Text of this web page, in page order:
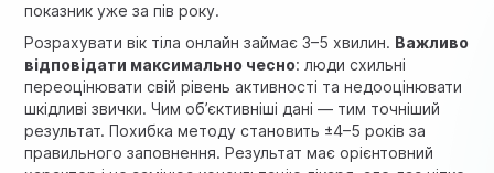
показник уже за пів року.
Розрахувати вік тіла онлайн займає 3–5 хвилин. Важливо
відповідати максимально чесно: люди схильні
переоцінювати свій рівень активності та недооцінювати
шкідливі звички. Чим об’єктивніші дані — тим точніший
результат. Похибка методу становить ±4–5 років за
правильного заповнення. Результат має орієнтовний